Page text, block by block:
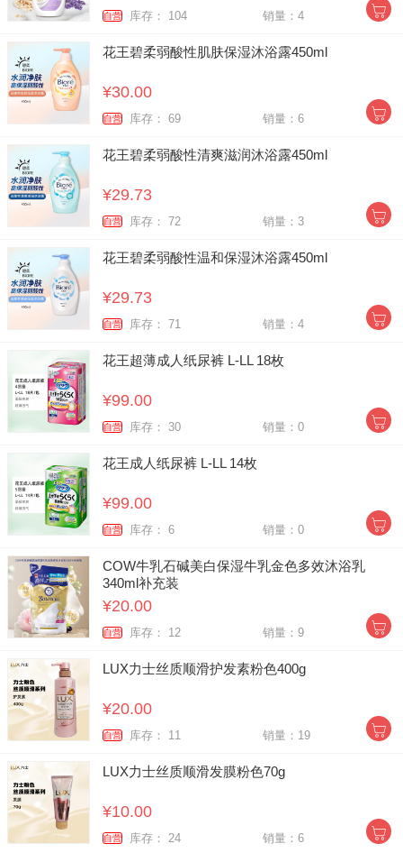
自营 库存： 104 销量：4
花王碧柔弱酸性肌肤保湿沐浴露450ml
¥30.00
自营 库存： 69 销量：6
花王碧柔弱酸性清爽滋润沐浴露450ml
¥29.73
自营 库存： 72 销量：3
花王碧柔弱酸性温和保湿沐浴露450ml
¥29.73
自营 库存： 71 销量：4
花王超薄成人纸尿裤 L-LL 18枚
¥99.00
自营 库存： 30 销量：0
花王成人纸尿裤 L-LL 14枚
¥99.00
自营 库存： 6 销量：0
COW牛乳石碱美白保湿牛乳金色多效沐浴乳
340ml补充装
¥20.00
自营 库存： 12 销量：9
LUX力士丝质顺滑护发素粉色400g
¥20.00
自营 库存： 11 销量：19
LUX力士丝质顺滑发膜粉色70g
¥10.00
自营 库存： 24 销量：6